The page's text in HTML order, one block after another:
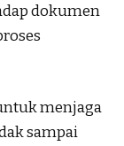
dokumen
menjaga
sampai